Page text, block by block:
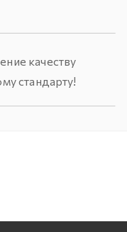
качеству
стандарту!